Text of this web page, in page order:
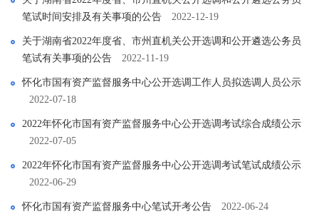
笔试时间安排及有关事项的公告
2022-12-19
关于湖南省2022年度省、市州直机关公开选调和公开遴选公务员
笔试有关事项的公告
2022-11-19
怀化市国有资产监督服务中心公开选调工作人员拟选调人员公示
2022-07-18
2022年怀化市国有资产监督服务中心公开选调考试综合成绩公示
2022-07-05
2022年怀化市国有资产监督服务中心公开选调考试笔试成绩公示
2022-06-29
怀化市国有资产监督服务中心笔试开考公告 2022-06-24